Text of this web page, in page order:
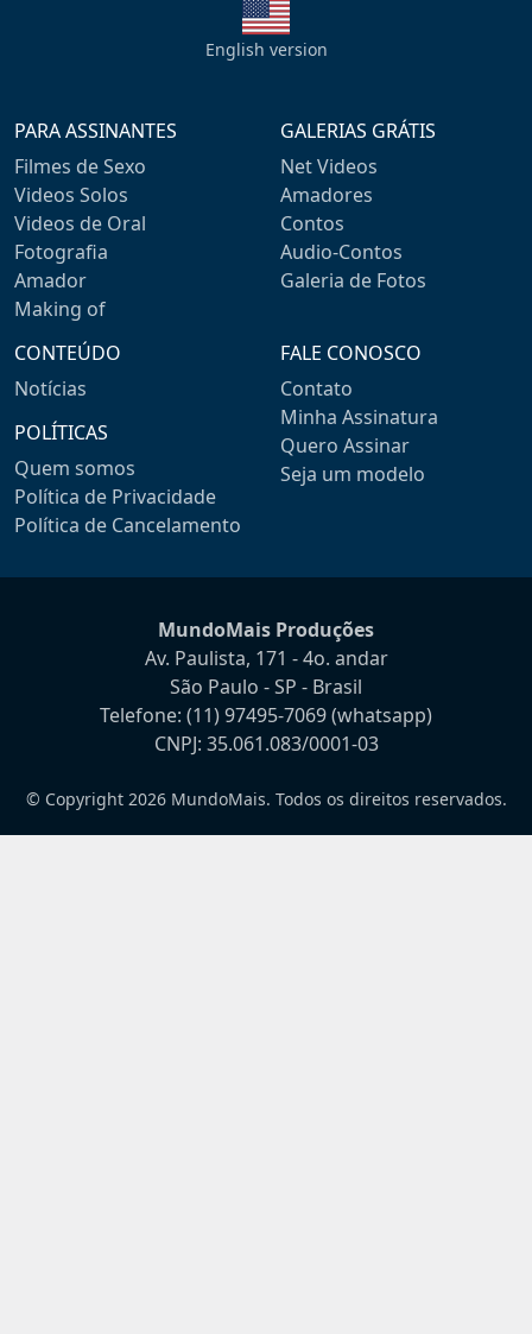
English version
PARA ASSINANTES
Filmes de Sexo
Videos Solos
Videos de Oral
Fotografia
Amador
Making of
GALERIAS GRÁTIS
Net Videos
Amadores
Contos
Audio-Contos
Galeria de Fotos
CONTEÚDO
Notícias
POLÍTICAS
Quem somos
Política de Privacidade
Política de Cancelamento
FALE CONOSCO
Contato
Minha Assinatura
Quero Assinar
Seja um modelo
MundoMais Produções
Av. Paulista, 171 - 4o. andar
São Paulo - SP - Brasil
Telefone: (11) 97495-7069(whatsapp)
CNPJ: 35.061.083/0001-03
© Copyright 2026 MundoMais. Todos os direitos reservados.